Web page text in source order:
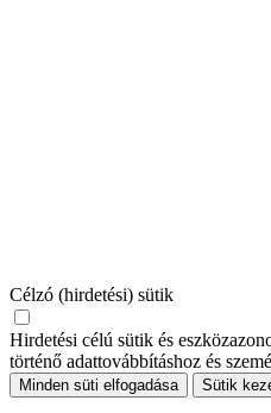
Célzó (hirdetési) sütik
Hirdetési célú sütik és
történő adattovábbításhoz és
Minden süti elfogadása Sütik